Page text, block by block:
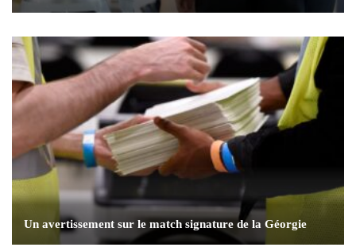
Un avertissement sur le match signature de la Géorgie